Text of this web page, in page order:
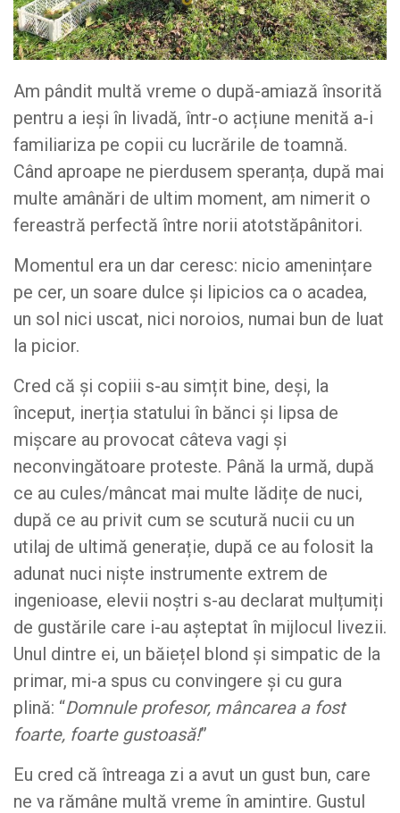
Am pândit multă vreme o după-amiază însorită
pentru a ieși în livadă, într-o acțiune menită a-i
familiariza pe copii cu lucrările de toamnă.
Când aproape ne pierdusem speranța, după mai
multe amânări de ultim moment, am nimerit o
fereastră perfectă între norii atotstăpânitori.
Momentul era un dar ceresc: nicio amenințare
pe cer, un soare dulce și lipicios ca o acadea,
un sol nici uscat, nici noroios, numai bun de luat
la picior.
Cred că și copiii s-au simțit bine, deși, la
început, inerția statului în bănci și lipsa de
mișcare au provocat câteva vagi și
neconvingătoare proteste. Până la urmă, după
ce au cules/mâncat mai multe lădițe de nuci,
după ce au privit cum se scutură nucii cu un
utilaj de ultimă generație, după ce au folosit la
adunat nuci niște instrumente extrem de
ingenioase, elevii noștri s-au declarat mulțumiți
de gustările care i-au așteptat în mijlocul livezii.
Unul dintre ei, un băiețel blond și simpatic de la
primar, mi-a spus cu convingere și cu gura
plină: “Domnule profesor, mâncarea a fost
foarte, foarte gustoasă!”
Eu cred că întreaga zi a avut un gust bun, care
ne va rămâne multă vreme în amintire. Gustul